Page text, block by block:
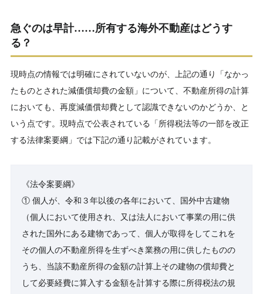
急ぐのは早計……所有する海外不動産はどうす
る？
現時点の情報では明確にされていないのが、上記の通り「なかっ
たものとされた減価償却費の金額」について、不動産所得の計算
においても、再度減価償却費として認識できないのかどうか、と
いう点です。現時点で公表されている「所得税法等の一部を改正
する法律案要綱」では下記の通り記載がされています。
《法令案要綱》
① 個人が、令和３年以後の各年において、国外中古建物
（個人において使用され、又は法人において事業の用に供
された国外にある建物であって、個人が取得をしてこれを
その個人の不動産所得を生ずべき業務の用に供したものの
うち、当該不動産所得の金額の計算上その建物の償却費と
して必要経費に算入する金額を計算する際に所得税法の規